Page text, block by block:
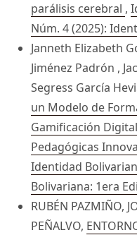
parálisis cerebral ,
Núm. 4 (2025):
Janneth Elizabeth
Jiménez Padrón ,
Segress García
un Modelo de
Gamificación
Pedagógicas
Identidad
Bolivariana: 1era
RUBÉN PAZMIÑO,
PEÑALVO,